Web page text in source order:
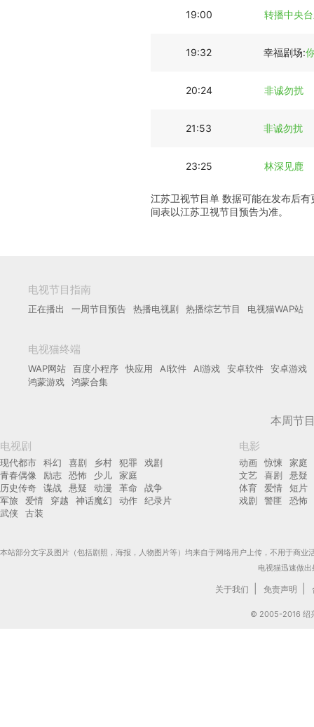
19:00 转播中央
19:32 幸福剧场:
20:24 非诚勿扰
21:53 非诚勿扰
23:25 林深见鹿
江苏卫视节目单 数据可能在发布后
间表以江苏卫视节目预告为准。
电视节目指南
正在播出 一周节目预告 热播电视剧 热播综艺节目 电视猫WAP站
电视猫终端
WAP网站 百度小程序 快应用 AI软件 AI游戏 安卓软件
安卓游戏
鸿蒙游戏
鸿蒙合集
本周节
电视剧
现代都市 科幻 喜剧 乡村 犯罪
戏剧
青春偶像
励志 恐怖 少儿
家庭
历史传奇
谍战 悬疑 动漫 革命
战争
军旅
爱情 穿越 神话魔幻 动作
纪录片
武侠
古装
电影
动画 惊悚
家庭
文艺
喜剧
悬疑
体育
爱情
短片
戏剧
警匪 恐怖
本站部分文字及图片（包括剧照，海报，人物图片等）均来自于网络用户上传，不用于商
电视猫迅速做
关于我们 免责声明
© 2005-2016 绍